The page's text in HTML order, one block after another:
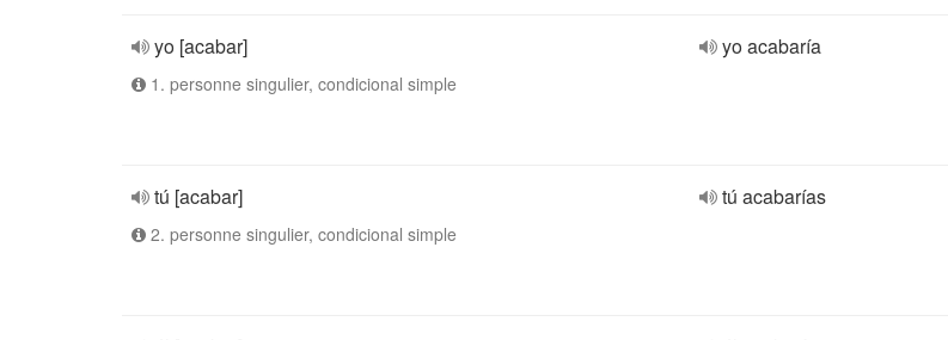
yo [acabar]
1. personne singulier, condicional simple
yo acabaría
tú [acabar]
2. personne singulier, condicional simple
tú acabarías